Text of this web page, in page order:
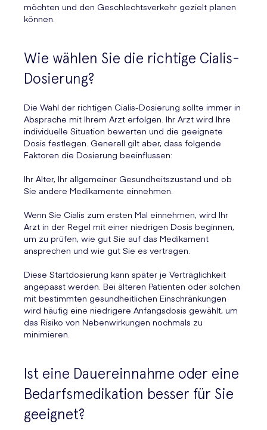
möchten und den Geschlechtsverkehr gezielt planen
können.
Wie wählen Sie die richtige Cialis-
Dosierung?
Die Wahl der richtigen Cialis-Dosierung sollte immer in
Absprache mit Ihrem Arzt erfolgen. Ihr Arzt wird Ihre
individuelle Situation bewerten und die geeignete
Dosis festlegen. Generell gilt aber, dass folgende
Faktoren die Dosierung beeinflussen:
Ihr Alter, Ihr allgemeiner Gesundheitszustand und ob
Sie andere Medikamente einnehmen.
Wenn Sie Cialis zum ersten Mal einnehmen, wird Ihr
Arzt in der Regel mit einer niedrigen Dosis beginnen,
um zu prüfen, wie gut Sie auf das Medikament
ansprechen und wie gut Sie es vertragen.
Diese Startdosierung kann später je Verträglichkeit
angepasst werden. Bei älteren Patienten oder solchen
mit bestimmten gesundheitlichen Einschränkungen
wird häufig eine niedrigere Anfangsdosis gewählt, um
das Risiko von Nebenwirkungen nochmals zu
minimieren.
Ist eine Dauereinnahme oder eine
Bedarfsmedikation besser für Sie
geeignet?